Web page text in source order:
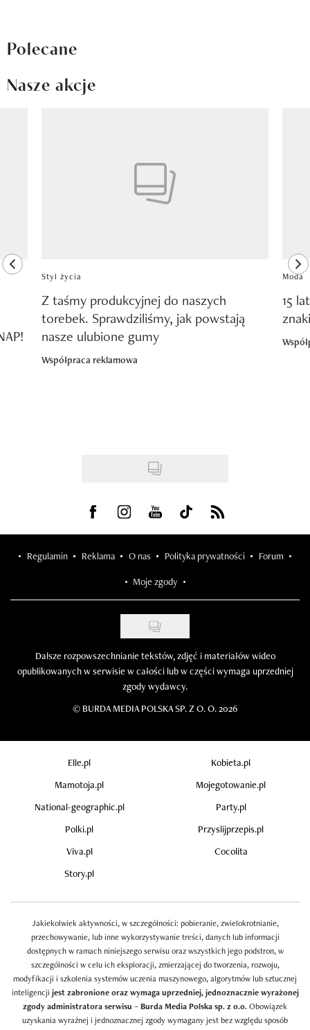
Polecane
Nasze akcje
previous element
Styl życia
Z taśmy produkcyjnej do naszych
torebek. Sprawdziliśmy, jak powstają
nasze ulubione gumy
Współpraca reklamowa
Moda
15
Visit us on Facebook
Visit us on Instagram
Visit us on Youtube
Visit us on Tiktok
Visit us on Rss
Regulamin Reklama O nas Polityka prywatności Forum
Moje zgody
Dalsze rozpowszechnianie tekstów, zdjęć i materiałów wideo
opublikowanych w serwisie w całości lub w części wymaga uprzedniej
zgody wydawcy.
© BURDA MEDIA POLSKA SP. Z O. O. 2026
Elle.pl
Kobieta.pl
Mamotoja.pl
Mojegotowanie.pl
National-geographic.pl
Party.pl
Polki.pl
Przyslijprzepis.pl
Viva.pl
Cocolita
Story.pl
Jakiekolwiek aktywności, w szczególności: pobieranie, zwielokrotnianie,
przechowywanie, lub inne wykorzystywanie treści, danych lub informacji
dostępnych w ramach niniejszego serwisu oraz wszystkich jego podstron, w
szczególności w celu ich eksploracji, zmierzającej do tworzenia, rozwoju,
modyfikacji i szkolenia systemów uczenia maszynowego, algorytmów lub sztucznej
inteligencji jest zabronione oraz wymaga uprzedniej, jednoznacznie wyrażonej
zgody administratora serwisu – Burda Media Polska sp. z o.o.Obowiązek
uzyskania wyraźnej i jednoznacznej zgody wymagany jest bez względu sposób